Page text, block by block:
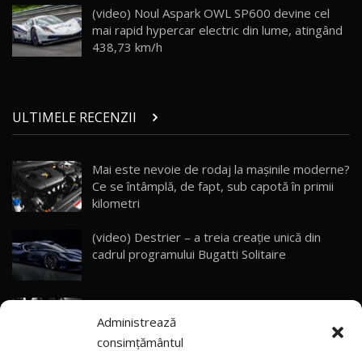
Administrează
consimțământul
26
AutoBlog.MD
10:57
28
Noul Geely Monjaro 2025! Mai ieftin și mai
dotat / Test Drive AutoBlog.MD
29
ZEEKR 9X - PRIMUL TEST DRIVE ÎN ROMÂNĂ!
CUM SE CONDUCE?
33:40
30
Primele impresii despre BYD Seal U DM-i,
Sealion 7 și Seal 5 DM-i / Test Drive
AutoBlog.MD
13:56
(video) Noul Aspark OWL SP600 devine cel
mai rapid hypercar electric din lume, atingând
438,73 km/h
ULTIMELE RECENZII
Mai este nevoie de rodaj la mașinile moderne?
Ce se întâmplă, de fapt, sub capotă în primii
kilometri
(video) Destrier – a treia creație unică din
cadrul programului Bugatti Solitaire
(video) SRT prezintă tehnologia eBoost Air
care elimină decalajul turbo